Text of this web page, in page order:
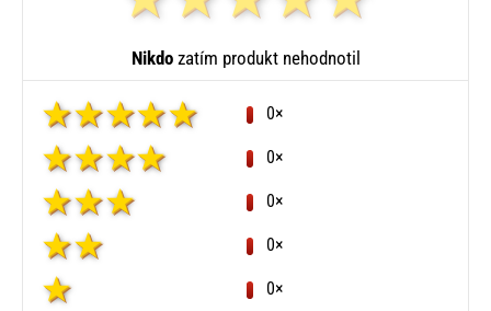
Nikdozatím produkt nehodnotil
0×
0×
0×
0×
0×